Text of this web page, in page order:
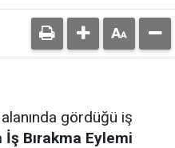
gördüğü iş
Bırakma Eylemi